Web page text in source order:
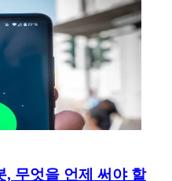
, 무엇을 언제 써야 할